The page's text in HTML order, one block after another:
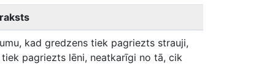
kad gredzens tiek pagriezts strauji,
pagriezts lēni, neatkarīgi no tā, cik